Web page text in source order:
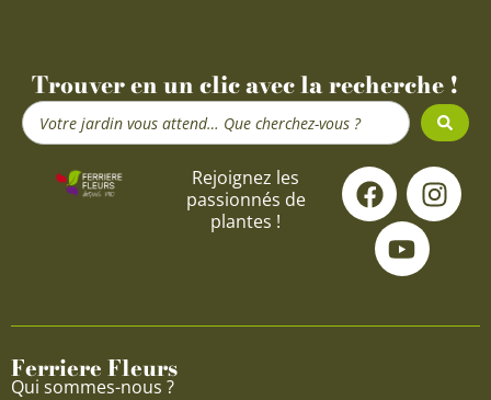
Trouver en un clic avec la recherche !
Search
...
Rejoignez les
passionnés de
plantes !
F
a
c
e
o
I
n
s
g
Y
o
u
t
u
b
Ferriere Fleurs
Qui sommes-nous ?